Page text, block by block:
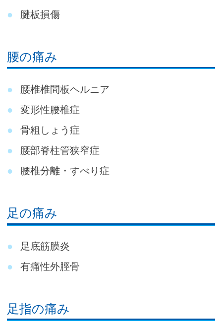
腱板損傷
腰の痛み
腰椎椎間板ヘルニア
変形性腰椎症
骨粗しょう症
腰部脊柱管狭窄症
腰椎分離・すべり症
足の痛み
足底筋膜炎
有痛性外脛骨
足指の痛み